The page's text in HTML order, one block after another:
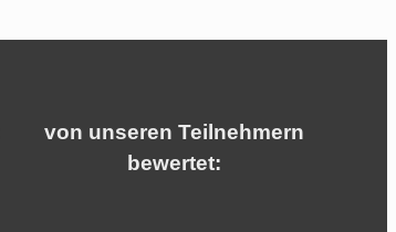
von unseren Teilnehmern
bewertet: